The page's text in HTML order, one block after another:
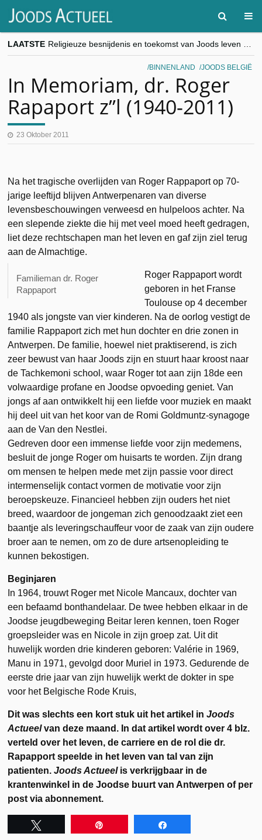
LAATSTE
“Besnijdenisdebat toont hoe moeilijk seculiere Westen minderheden begrijpt”, Jinnih Beels (Vooruit)
CITYTRIP | ROEMENIË – Boekarest: de verrassing van Oost-Europa
BINNENLAND JOODS BELGIË
In Memoriam, dr. Roger
Rapaport z”l (1940-2011)
23 Oktober 2011
Na het tragische overlijden van Roger Rappaport op 70-
jarige leeftijd blijven Antwerpenaren van diverse
levensbeschouwingen verweesd en hulpeloos achter. Na
een slepende ziekte die hij met veel moed heeft gedragen,
liet deze rechtschapen man het leven en gaf zijn ziel terug
aan de Almachtige.
Familieman dr. Roger
Rappaport
Roger Rappaport wordt
geboren in het Franse
Toulouse op 4 december
1940 als jongste van vier kinderen. Na de oorlog vestigt de
familie Rappaport zich met hun dochter en drie zonen in
Antwerpen. De familie, hoewel niet praktiserend, is zich
zeer bewust van haar Joods zijn en stuurt haar kroost naar
de Tachkemoni school, waar Roger tot aan zijn 18de een
volwaardige profane en Joodse opvoeding geniet. Van
jongs af aan ontwikkelt hij een liefde voor muziek en maakt
hij deel uit van het koor van de Romi Goldmuntz-synagoge
aan de Van den Nestlei.
Gedreven door een immense liefde voor zijn medemens,
besluit de jonge Roger om huisarts te worden. Zijn drang
om mensen te helpen mede met zijn passie voor direct
intermenselijk contact vormen de motivatie voor zijn
beroepskeuze. Financieel hebben zijn ouders het niet
breed, waardoor de jongeman zich genoodzaakt ziet een
baantje als leveringschauffeur voor de zaak van zijn oudere
broer aan te nemen, om zo de dure artsenopleiding te
kunnen bekostigen.
Beginjaren
In 1964, trouwt Roger met Nicole Mancaux, dochter van
een befaamd bonthandelaar. De twee hebben elkaar in de
Joodse jeugdbeweging Beitar leren kennen, toen Roger
groepsleider was en Nicole in zijn groep zat. Uit dit
huwelijk worden drie kinderen geboren: Valérie in 1969,
Manu in 1971, gevolgd door Muriel in 1973. Gedurende de
eerste drie jaar van zijn huwelijk werkt de dokter in spe
voor het Belgische Rode Kruis,
Dit was slechts een kort stuk uit het artikel in Joods
Actueelvan deze maand. In dat artikel wordt over 4 blz.
verteld over het leven, de carriere en de rol die dr.
Rapapport speelde in het leven van tal van zijn
patienten.Joods Actueelis verkrijgbaar in de
krantenwinkel in de Joodse buurt van Antwerpen of per
post via abonnement.